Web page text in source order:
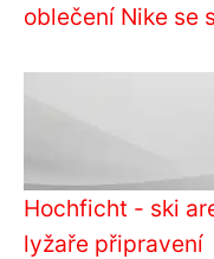
oblečení Nike se
Hochficht - ski
lyžaře připravení